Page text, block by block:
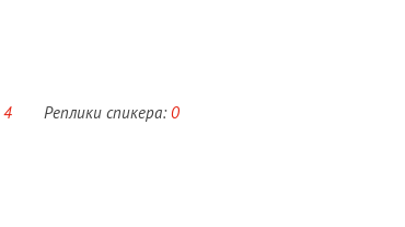
4 Реплики спикера: 0